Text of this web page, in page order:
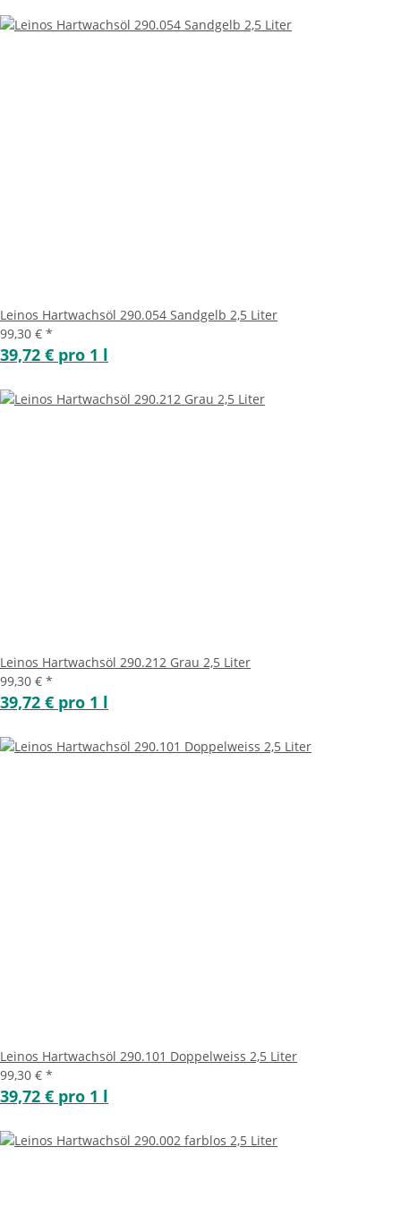
Leinos Hartwachsöl 290.054 Sandgelb 2,5 Liter
99,30 € *
39,72 € pro 1 l
Leinos Hartwachsöl 290.212 Grau 2,5 Liter
99,30 € *
39,72 € pro 1 l
Leinos Hartwachsöl 290.101 Doppelweiss 2,5 Liter
99,30 € *
39,72 € pro 1 l